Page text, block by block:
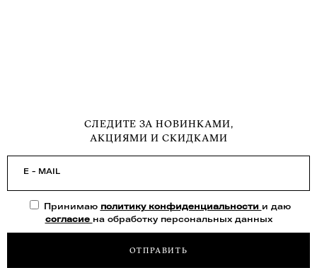
СЛЕДИТЕ ЗА НОВИНКАМИ,
АКЦИЯМИ И СКИДКАМИ
E - MAIL
Принимаю политику конфиденциальности и даю
согласие на обработку персональных данных
ОТПРАВИТЬ